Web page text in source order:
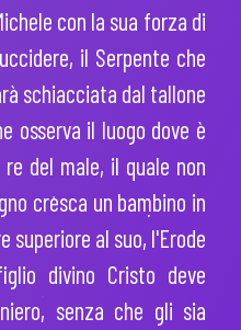
con la sua forza di
il Serpente che
schiacciata dal tallone
osserva il luogo dove è
del male, il quale non
cresca un bambino in
superiore al suo, l'Erode
divino Cristo deve
senza che gli sia